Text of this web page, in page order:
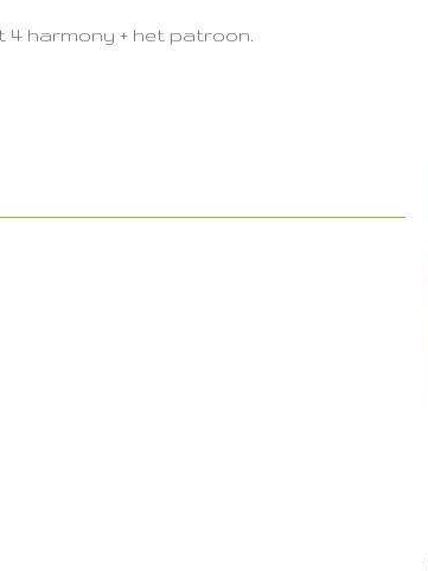
harmony + het patroon.